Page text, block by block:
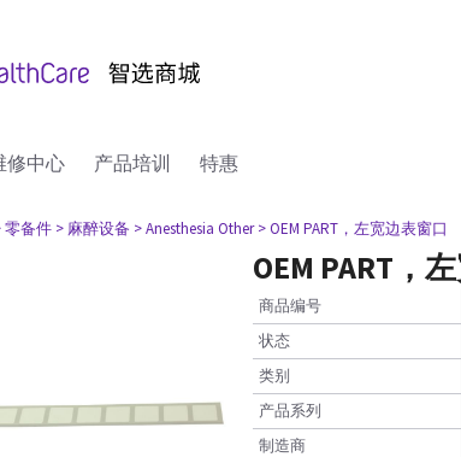
修中心 产品培训 特惠
零备件 > 麻醉设备 > Anesthesia Other > OEM PART，左宽边表窗口
OEM PART，
商品编号
状态
类别
产品系列
制造商